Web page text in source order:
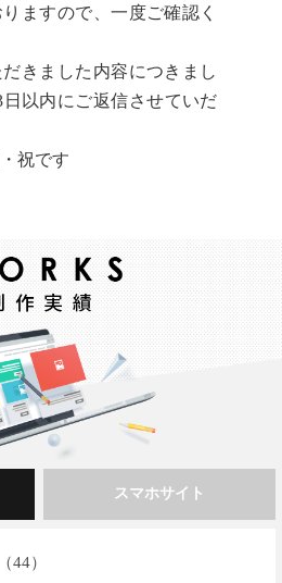
ますので、一度ご確認く
きました内容につきまし
以内にご返信させていだ
祝です
44）
スマホサイト